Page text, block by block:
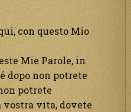
con questo Mio
Mie Parole, in
dopo non potrete
potrete
vostra vita, dovete